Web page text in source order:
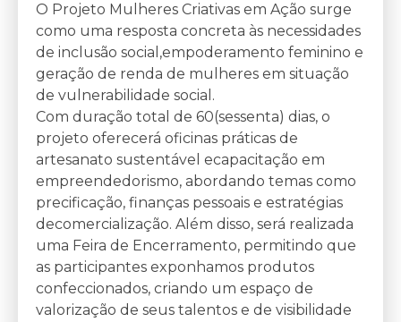
O Projeto Mulheres Criativas em Ação surge
como uma resposta concreta às necessidades
de inclusão social,empoderamento feminino e
geração de renda de mulheres em situação
de vulnerabilidade social.
Com duração total de 60(sessenta) dias, o
projeto oferecerá oficinas práticas de
artesanato sustentável ecapacitação em
empreendedorismo, abordando temas como
precificação, finanças pessoais e estratégias
decomercialização. Além disso, será realizada
uma Feira de Encerramento, permitindo que
as participantes exponhamos produtos
confeccionados, criando um espaço de
valorização de seus talentos e de visibilidade